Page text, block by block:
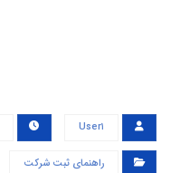
User۱
راهنمای ثبت شرکت